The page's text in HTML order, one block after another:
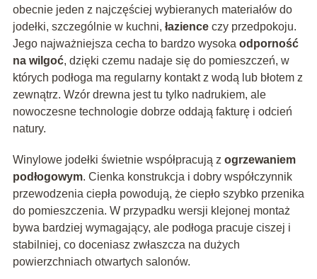
obecnie jeden z najczęściej wybieranych materiałów do
jodełki, szczególnie w kuchni, łazienceczy przedpokoju.
Jego najważniejsza cecha to bardzo wysoka odporność
na wilgoć, dzięki czemu nadaje się do pomieszczeń, w
których podłoga ma regularny kontakt z wodą lub błotem z
zewnątrz. Wzór drewna jest tu tylko nadrukiem, ale
nowoczesne technologie dobrze oddają fakturę i odcień
natury.
Winylowe jodełki świetnie współpracują z ogrzewaniem
podłogowym. Cienka konstrukcja i dobry współczynnik
przewodzenia ciepła powodują, że ciepło szybko przenika
do pomieszczenia. W przypadku wersji klejonej montaż
bywa bardziej wymagający, ale podłoga pracuje ciszej i
stabilniej, co doceniasz zwłaszcza na dużych
powierzchniach otwartych salonów.